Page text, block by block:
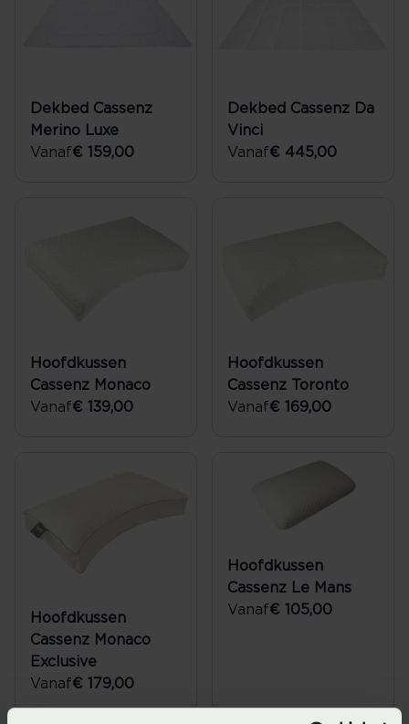
Dekbed Cassenz
Merino Luxe
Vanaf€ 159,00
Dekbed Cassenz Da
Vinci
Vanaf€ 445,00
Hoofdkussen
Cassenz Monaco
Vanaf€ 139,00
Hoofdkussen
Cassenz Toronto
Vanaf€ 169,00
Hoofdkussen
Cassenz Monaco
Exclusive
Vanaf€ 179,00
Hoofdkussen
Cassenz Le Mans
Vanaf€ 105,00